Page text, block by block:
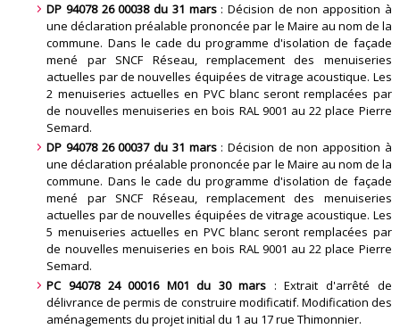
DP 94078 26 00038 du 31 mars : Décision de non apposition à
une déclaration préalable prononcée par le Maire au nom de la
commune. Dans le cade du programme d'isolation de façade
mené par SNCF Réseau, remplacement des menuiseries
actuelles par de nouvelles équipées de vitrage acoustique. Les
2 menuiseries actuelles en PVC blanc seront remplacées par
de nouvelles menuiseries en bois RAL 9001 au 22 place Pierre
Semard.
DP 94078 26 00037 du 31 mars : Décision de non apposition à
une déclaration préalable prononcée par le Maire au nom de la
commune. Dans le cade du programme d'isolation de façade
mené par SNCF Réseau, remplacement des menuiseries
actuelles par de nouvelles équipées de vitrage acoustique. Les
5 menuiseries actuelles en PVC blanc seront remplacées par
de nouvelles menuiseries en bois RAL 9001 au 22 place Pierre
Semard.
PC 94078 24 00016 M01 du 30 mars : Extrait d'arrêté de
délivrance de permis de construire modificatif. Modification des
aménagements du projet initial du 1 au 17 rue Thimonnier.